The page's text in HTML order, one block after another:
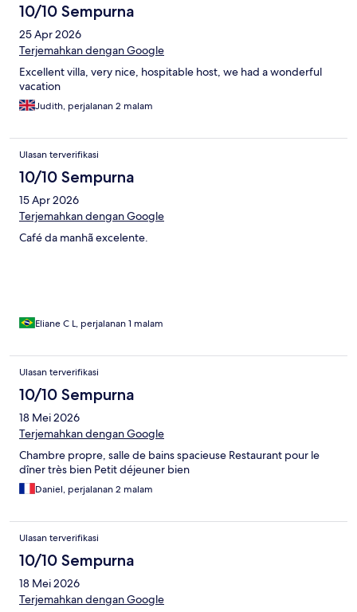
10/10 Sempurna
25 Apr 2026
Terjemahkan dengan Google
Excellent villa, very nice, hospitable host, we had a wonderful
vacation
Judith, perjalanan 2 malam
Ulasan terverifikasi
10/10 Sempurna
15 Apr 2026
Terjemahkan dengan Google
Café da manhã excelente.
Eliane C L, perjalanan 1 malam
Ulasan terverifikasi
10/10 Sempurna
18 Mei 2026
Terjemahkan dengan Google
Chambre propre, salle de bains spacieuse Restaurant pour le
dîner très bien Petit déjeuner bien
Daniel, perjalanan 2 malam
Ulasan terverifikasi
10/10 Sempurna
18 Mei 2026
Terjemahkan dengan Google